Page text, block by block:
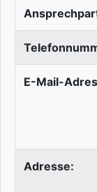
E-Mail-
Adresse: